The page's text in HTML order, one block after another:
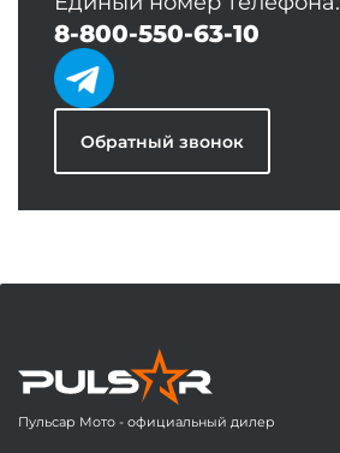
8-800-550-63-10
Обратный звонок
Пульсар Мото - официальный дилер